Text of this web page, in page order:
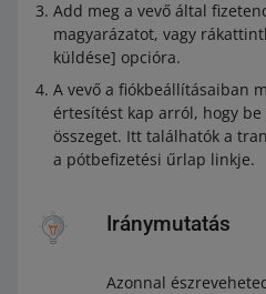
Add meg a vevő által
magyarázatot, vagy
küldése] opcióra.
A vevő a fiókbeállításaiban
értesítést kap arról, hogy
összeget. Itt találhatók a
a pótbefizetési űrlap linkje.
Iránymutatás
Azonnal